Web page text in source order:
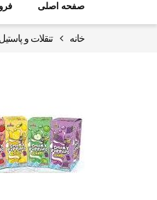
صفحه اصلی
خانه تنقلات و پاستیل